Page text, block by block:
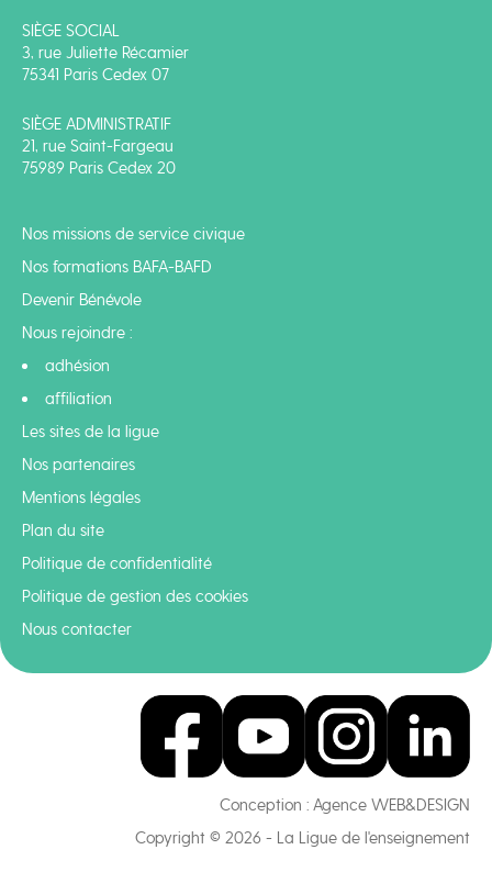
SIÈGE SOCIAL
3, rue Juliette Récamier
75341 Paris Cedex 07
SIÈGE ADMINISTRATIF
21, rue Saint-Fargeau
75989 Paris Cedex 20
Nos missions de service civique
Nos formations BAFA-BAFD
Devenir Bénévole
Nous rejoindre :
adhésion
affiliation
Les sites de la ligue
Nos partenaires
Mentions légales
Plan du site
Politique de confidentialité
Politique de gestion des cookies
Nous contacter
Conception : Agence WEB&DESIGN
Copyright © 2026 - La Ligue de l'enseignement